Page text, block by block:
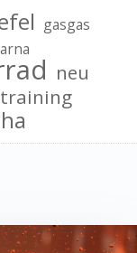
gasgas
neu
training